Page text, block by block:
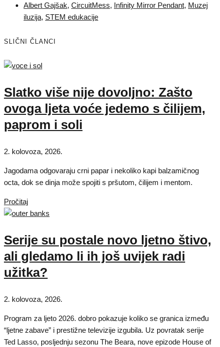
Albert Gajšak, CircuitMess, Infinity Mirror Pendant, Muzej
iluzija, STEM edukacije
SLIČNI ČLANCI
Slatko više nije dovoljno: Zašto
ovoga ljeta voće jedemo s čilijem,
paprom i soli
2. kolovoza, 2026.
Jagodama odgovaraju crni papar i nekoliko kapi balzamičnog
octa, dok se dinja može spojiti s pršutom, čilijem i mentom.
Pročitaj
Serije su postale novo ljetno štivo,
ali gledamo li ih još uvijek radi
užitka?
2. kolovoza, 2026.
Program za ljeto 2026. dobro pokazuje koliko se granica između
“ljetne zabave” i prestižne televizije izgubila. Uz povratak serije
Ted Lasso, posljednju sezonu The Beara, nove epizode House of